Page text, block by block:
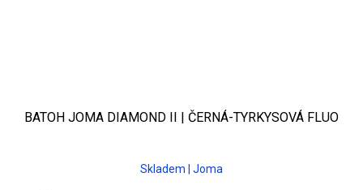
BATOH JOMA DIAMOND II | ČERNÁ-TYRKYSOVÁ FLUO
Skladem | Joma